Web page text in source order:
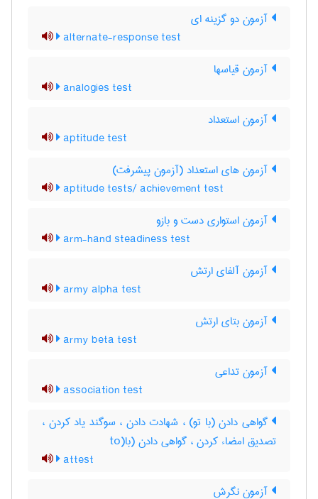
آزمون دو گزینه ای
alternate-response test
آزمون قیاسها
analogies test
آزمون استعداد
aptitude test
آزمون های استعداد (آزمون پیشرفت)
aptitude tests/ achievement test
آزمون استواری دست و بازو
arm-hand steadiness test
آزمون آلفای ارتش
army alpha test
آزمون بتای ارتش
army beta test
آزمون تداعی
association test
گواهی دادن (با تو) ، شهادت دادن ، سوگند یاد کردن ،
تصدیق امضاء کردن ، گواهی دادن (با(to
attest
آزمون نگرش